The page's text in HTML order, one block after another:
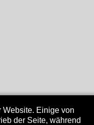
Website. Einige von
der Seite, während